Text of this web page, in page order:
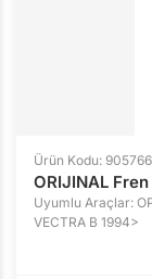
Ürün Kodu:
ORIJINAL
Uyumlu Araçlar:
VECTRA B 1994>